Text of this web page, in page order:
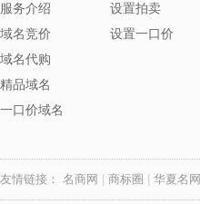
服务介绍
域名竞价
域名代购
精品域名
一口价域名
设置拍卖
设置一口价
友情链接： 名商网 商标圈 华夏名网